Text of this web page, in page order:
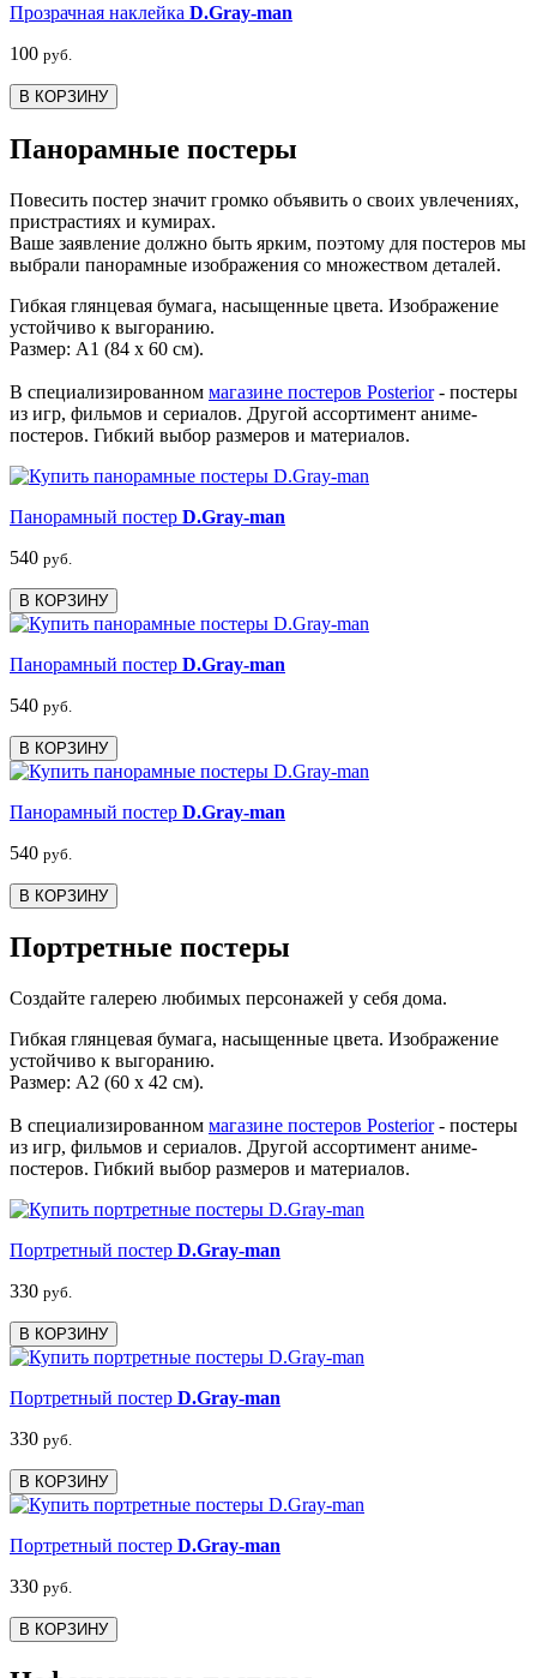
Прозрачная наклейка D.Gray-man
100 руб.
В КОРЗИНУ
Панорамные постеры
Повесить постер значит громко объявить о своих увлечениях,
пристрастиях и кумирах.
Ваше заявление должно быть ярким, поэтому для постеров мы
выбрали панорамные изображения со множеством деталей.
Гибкая глянцевая бумага, насыщенные цвета. Изображение
устойчиво к выгоранию.
Размер: А1 (84 х 60 см).
В специализированном магазине постеров Posterior- постеры
из игр, фильмов и сериалов. Другой ассортимент аниме-
постеров. Гибкий выбор размеров и материалов.
Панорамный постер D.Gray-man
540 руб.
В КОРЗИНУ
Панорамный постер D.Gray-man
540 руб.
В КОРЗИНУ
Панорамный постер D.Gray-man
540 руб.
В КОРЗИНУ
Портретные постеры
Создайте галерею любимых персонажей у себя дома.
Гибкая глянцевая бумага, насыщенные цвета. Изображение
устойчиво к выгоранию.
Размер: А2 (60 х 42 см).
В специализированном магазине постеров Posterior- постеры
из игр, фильмов и сериалов. Другой ассортимент аниме-
постеров. Гибкий выбор размеров и материалов.
Портретный постер D.Gray-man
330 руб.
В КОРЗИНУ
Портретный постер D.Gray-man
330 руб.
В КОРЗИНУ
Портретный постер D.Gray-man
330 руб.
В КОРЗИНУ